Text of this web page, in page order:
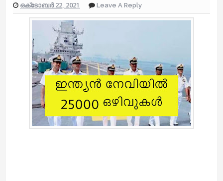
ഒക്‌ടോബർ 22, 2021 Leave A Reply